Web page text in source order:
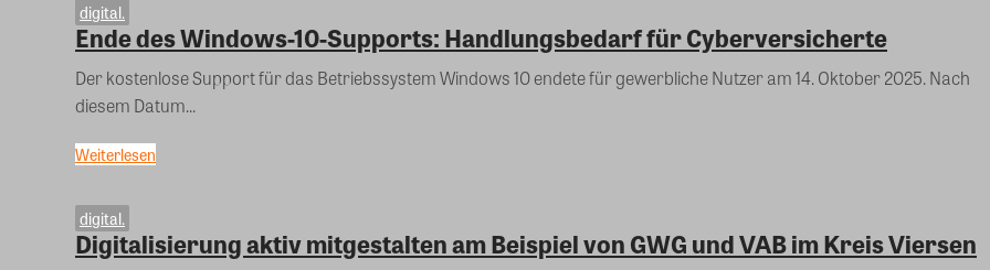
digital.
Ende des Windows-10-Supports: Handlungsbedarf für Cyberversicherte
Der kostenlose Support für das Betriebssystem Windows 10 endete für gewerbliche Nutzer am 14. Oktober 2025. Nach
diesem Datum...
Weiterlesen
digital.
Digitalisierung aktiv mitgestalten am Beispiel von GWG und VAB im Kreis Viersen